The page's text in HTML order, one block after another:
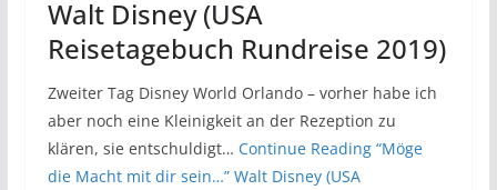
Walt Disney (USA
Reisetagebuch Rundreise 2019)
Zweiter Tag Disney World Orlando – vorher habe ich
aber noch eine Kleinigkeit an der Rezeption zu
klären, sie entschuldigt… Continue Reading“Möge
die Macht mit dir sein…” Walt Disney (USA